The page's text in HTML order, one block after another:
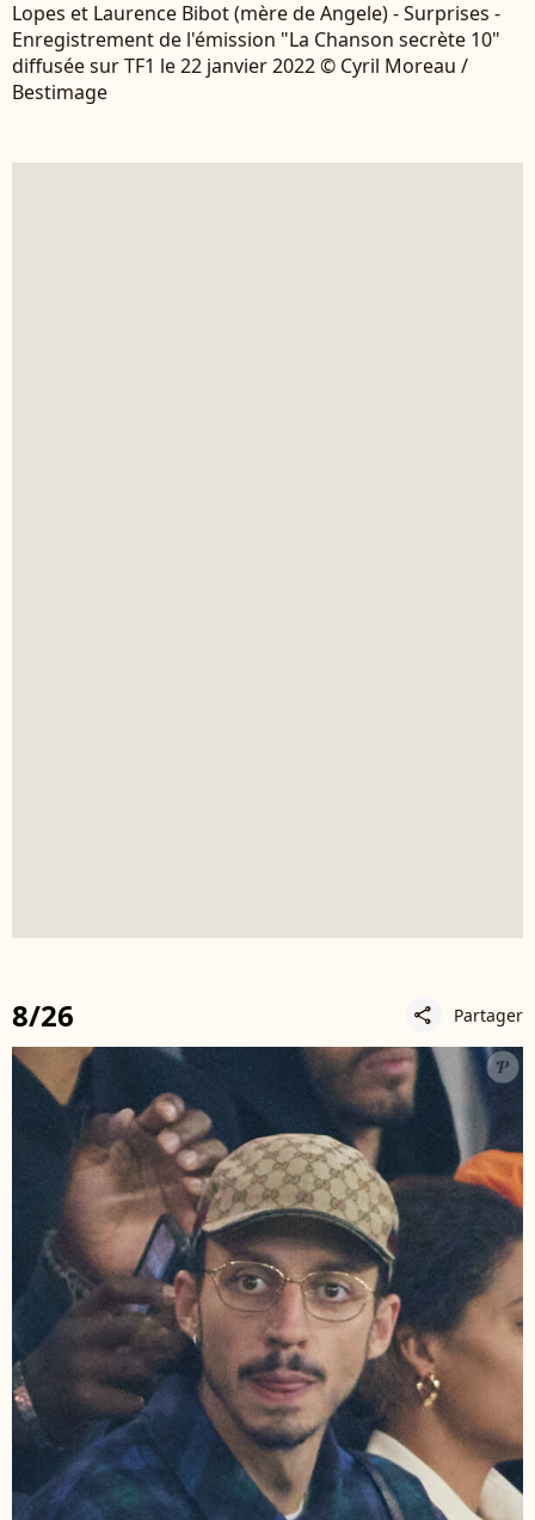
Lopes et Laurence Bibot (mère de Angele) - Surprises -
Enregistrement de l'émission "La Chanson secrète 10"
diffusée sur TF1 le 22 janvier 2022 © Cyril Moreau /
Bestimage
8/26 share Partager